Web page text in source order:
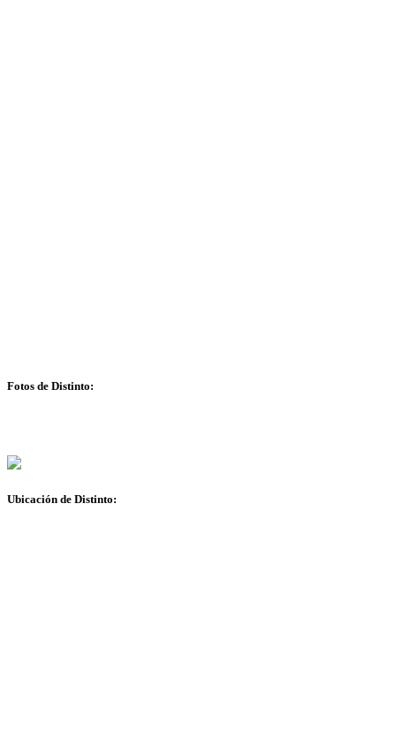
Fotos de Distinto:
Ubicación de Distinto: